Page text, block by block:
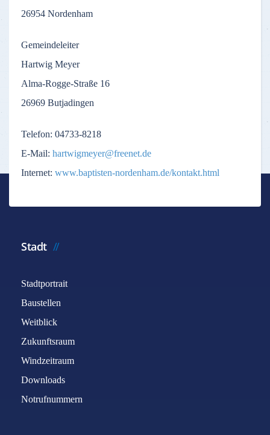
26954 Nordenham
Gemeindeleiter
Hartwig Meyer
Alma-Rogge-Straße 16
26969 Butjadingen
Telefon: 04733-8218
E-Mail: hartwigmeyer@freenet.de
Internet: www.baptisten-nordenham.de/kontakt.html
Stadt
Stadtportrait
Baustellen
Weitblick
Zukunftsraum
Windzeitraum
Downloads
Notrufnummern